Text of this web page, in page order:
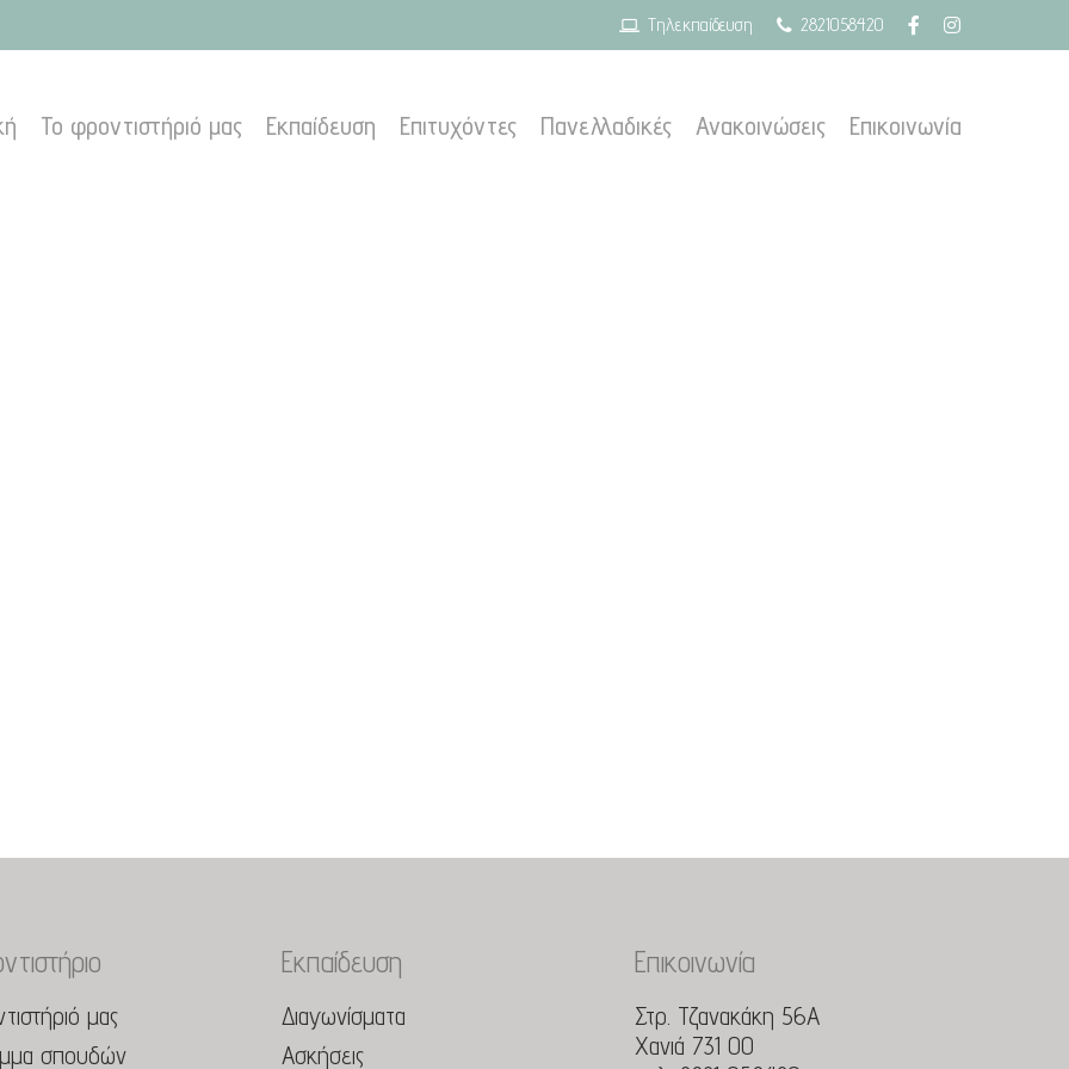
Τηλεκπαίδευση 2821058420
Το φροντιστήριό μας Εκπαίδευση Επιτυχόντες Πανελλαδικές Ανακοινώσεις Επικοινωνία
μας
σπουδών
Εκπαίδευση
Διαγωνίσματα
Ασκήσεις
Επικοινωνία
Στρ. Τζανακάκη 56Α
Χανιά 731 00